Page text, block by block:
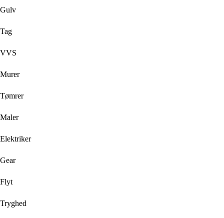
Gulv
Tag
VVS
Murer
Tømrer
Maler
Elektriker
Gear
Flyt
Tryghed